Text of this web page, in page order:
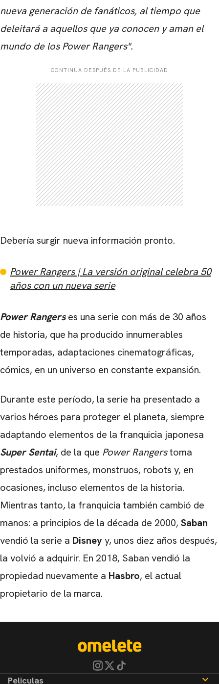
nueva generación de fanáticos, al tiempo que
deleitará a aquellos que ya conocen y aman el
mundo de los Power Rangers".
CONTINÚA DESPUÉS DE LA PUBLICIDAD
Debería surgir nueva información pronto.
Power Rangers | La versión original celebra 50
años con un nueva serie
Power Rangerses una serie con más de 30 años
de historia, que ha producido innumerables
temporadas, adaptaciones cinematográficas,
cómics, en un universo en constante expansión.
Durante este período, la serie ha presentado a
varios héroes para proteger el planeta, siempre
adaptando elementos de la franquicia japonesa
Super Sentai, de la que Power Rangerstoma
prestados uniformes, monstruos, robots y, en
ocasiones, incluso elementos de la historia.
Mientras tanto, la franquicia también cambió de
manos: a principios de la década de 2000, Saban
vendió la serie a Disneyy, unos diez años después,
la volvió a adquirir. En 2018, Saban vendió la
propiedad nuevamente a Hasbro, el actual
propietario de la marca.
CARREGANDO PUBLICIDADE
Peliculas